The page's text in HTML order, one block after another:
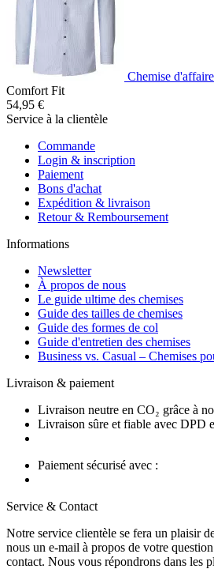
Chemise
Comfort Fit
54,95 €
Service à la clientèle
Commande
Login & inscription
Paiement
Bons d'achat
Expédition & livraison
Retour & Remboursement
Informations
Newsletter
À propos de nous
Le guide ultime des chemises
Guide des tailles de chemises
Guide des formes de col
Guide d'entretien des chemises
Business vs. Casual – Chemises
Livraison & paiement
Livraison neutre en CO₂ grâce à
Livraison sûre et fiable avec DPD
Paiement sécurisé avec :
Service & Contact
Notre service clientèle se fera un plaisir
nous un e-mail à propos de votre
contact. Nous vous répondrons dans les